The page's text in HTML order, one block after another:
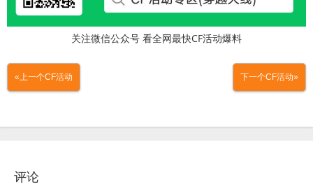
关注微信公众号 看全网最快CF活动爆料
«上一个CF活动 下一个CF活动»
评论